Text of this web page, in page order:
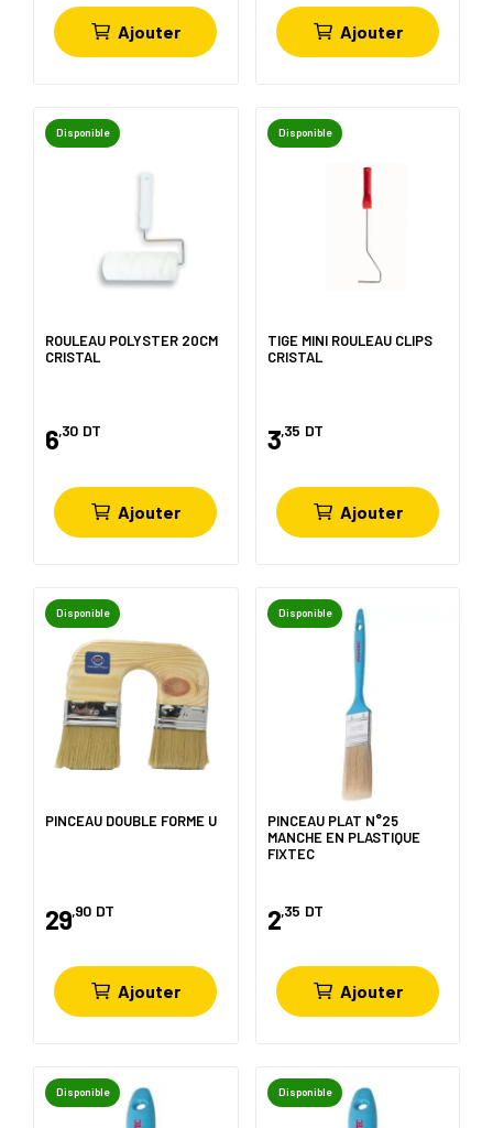
Ajouter Ajouter
Disponible
ROULEAU POLYSTER 20CM
CRISTAL
6,30 DT
Ajouter
Disponible
TIGE MINI ROULEAU CLIPS
CRISTAL
3,35 DT
Ajouter
Disponible
PINCEAU DOUBLE FORME U
29,90 DT
Ajouter
Disponible
PINCEAU PLAT N°25
MANCHE EN PLASTIQUE
FIXTEC
2,35 DT
Ajouter
Disponible Disponible